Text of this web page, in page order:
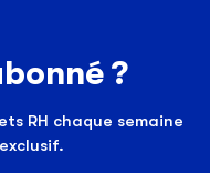
?
RH chaque semaine